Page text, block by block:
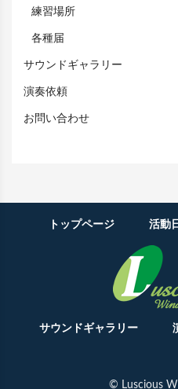
練習場所
各種届
サウンドギャラリー
演奏依頼
お問い合わせ
トップページ 活動
サウンドギャラリー
© Luscious